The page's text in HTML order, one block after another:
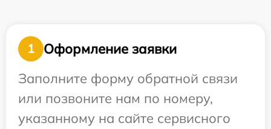
1
Оформление заявки
Заполните форму обратной связи
или позвоните нам по номеру,
указанному на сайте сервисного